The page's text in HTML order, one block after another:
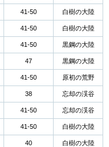
41-50 白樹の大陸
41-50 白樹の大陸
41-50 黒鋼の大陸
47 黒鋼の大陸
41-50 原初の荒野
38 忘却の渓谷
41-50 忘却の渓谷
41-50 白樹の大陸
40 白樹の大陸